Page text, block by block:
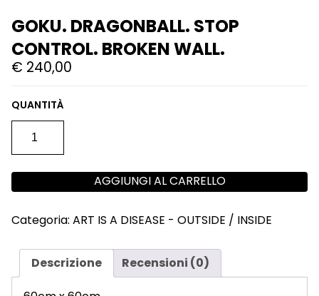
GOKU. DRAGONBALL. STOP
CONTROL. BROKEN WALL.
€ 240,00
GOKU.
DRAGONBALL.
BROKEN
QUANTITÀ
AGGIUNGI AL CARRELLO
Categoria: ART IS A DISEASE - OUTSIDE / INSIDE
Descrizione Recensioni (0)